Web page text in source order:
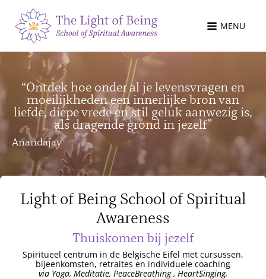
MENU
“Ontdek hoe onder al je levensvragen en
moeilijkheden een innerlijke bron van
liefde, diepe vrede en stil geluk aanwezig is,
als dragende grond in jezelf”
Anandajay
Light of Being School of Spiritual
Awareness
Thuiskomen bij jezelf
Spiritueel centrum in de Belgische Eifel met cursussen,
bijeenkomsten, retraites en individuele coaching
via Yoga, Meditatie, PeaceBreathing , HeartSinging,